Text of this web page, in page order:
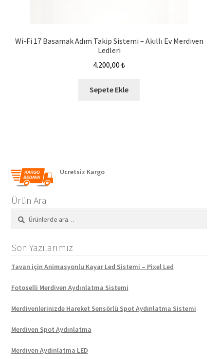
Wi-Fi 17 Basamak Adım Takip Sistemi – Akıllı Ev Merdiven
Ledleri
4.200,00 ₺
Sepete Ekle
Ücretsiz Kargo
Ürün Ara
Ara:
Ara
Son Yazılarımız
Tavan için Animasyonlu Kayar Led Sistemi – Pixel Led
Fotoselli Merdiven Aydınlatma Sistemi
Merdivenlerinizde Hareket Sensörlü Spot Aydınlatma Sistemi
Merdiven Spot Aydınlatma
Merdiven Aydınlatma LED